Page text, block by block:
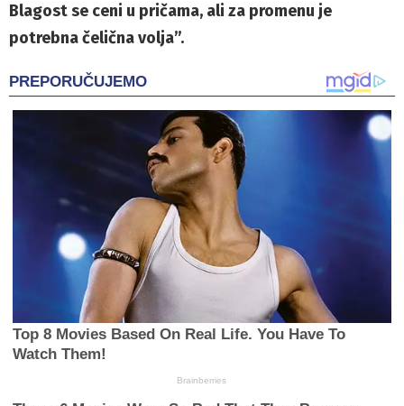
Blagost se ceni u pričama, ali za promenu je
potrebna čelična volja”.